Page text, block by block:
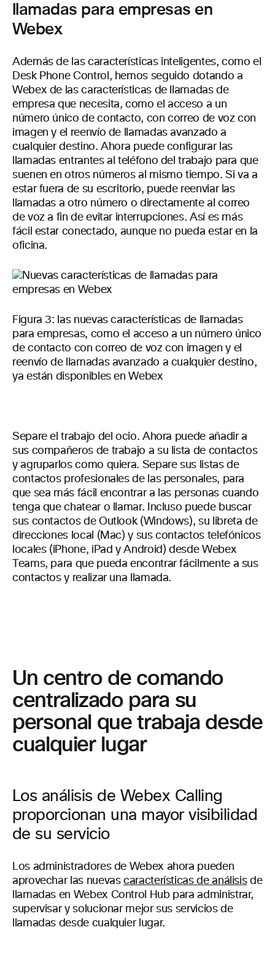
llamadas para empresas en
Webex
Además de las características inteligentes, como el
Desk Phone Control, hemos seguido dotando a
Webex de las características de llamadas de
empresa que necesita, como el acceso a un
número único de contacto, con correo de voz con
imagen y el reenvío de llamadas avanzado a
cualquier destino. Ahora puede configurar las
llamadas entrantes al teléfono del trabajo para que
suenen en otros números al mismo tiempo. Si va a
estar fuera de su escritorio, puede reenviar las
llamadas a otro número o directamente al correo
de voz a fin de evitar interrupciones. Así es más
fácil estar conectado, aunque no pueda estar en la
oficina.
Figura 3: las nuevas características de llamadas
para empresas, como el acceso a un número único
de contacto con correo de voz con imagen y el
reenvío de llamadas avanzado a cualquier destino,
ya están disponibles en Webex
Separe el trabajo del ocio. Ahora puede añadir a
sus compañeros de trabajo a su lista de contactos
y agruparlos como quiera. Separe sus listas de
contactos profesionales de las personales, para
que sea más fácil encontrar a las personas cuando
tenga que chatear o llamar. Incluso puede buscar
sus contactos de Outlook (Windows), su libreta de
direcciones local (Mac) y sus contactos telefónicos
locales (iPhone, iPad y Android) desde Webex
Teams, para que pueda encontrar fácilmente a sus
contactos y realizar una llamada.
Un centro de comando
centralizado para su
personal que trabaja desde
cualquier lugar
Los análisis de Webex Calling
proporcionan una mayor visibilidad
de su servicio
Los administradores de Webex ahora pueden
aprovechar las nuevascaracterísticas de análisisde
llamadas en Webex Control Hub para administrar,
supervisar y solucionar mejor sus servicios de
llamadas desde cualquier lugar.